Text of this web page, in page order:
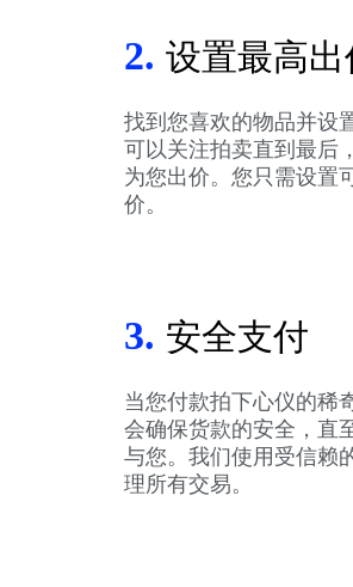
2. 设置最高出
找到您喜欢的物品并设
可以关注拍卖直到最后
为您出价。您只需设置
价。
3. 安全支付
当您付款拍下心仪的稀
会确保货款的安全，直
与您。我们使用受信赖
理所有交易。